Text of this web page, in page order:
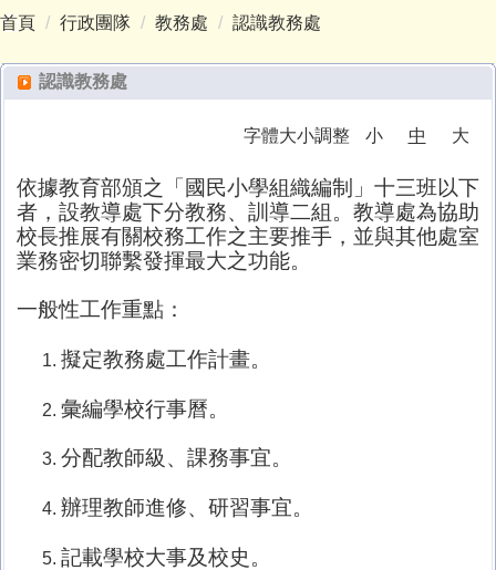
首頁 行政團隊 教務處 認識教務處
認識教務處
字體大小調整 小 中 大
依據教育部頒之「國民小學組織編制」十三班以下
者，設教導處下分教務、訓導二組。教導處為協助
校長推展有關校務工作之主要推手，並與其他處室
業務密切聯繫發揮最大之功能。
一般性工作重點：
擬定教務處工作計畫。
彙編學校行事曆。
分配教師級、課務事宜。
辦理教師進修、研習事宜。
記載學校大事及校史。